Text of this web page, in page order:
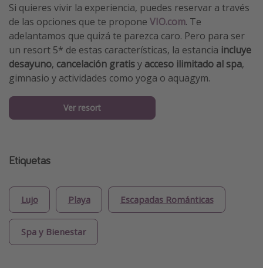
Si quieres vivir la experiencia, puedes reservar a través
de las opciones que te propone VIO.com. Te
adelantamos que quizá te parezca caro. Pero para ser
un resort 5* de estas características, la estancia incluye
desayuno, cancelación gratisy acceso ilimitado al spa,
gimnasio y actividades como yoga o aquagym.
Ver resort
Etiquetas
Lujo Playa Escapadas Románticas
Spa y Bienestar